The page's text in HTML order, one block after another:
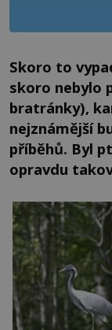
Skoro to
skoro nebylo
bratránky),
nejznámější
příběhů. Byl
opravdu